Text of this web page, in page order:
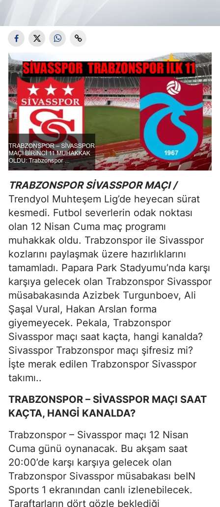
TRABZONSPOR SİVASSPOR MAÇI /
Trendyol Muhteşem Lig’de heyecan sürat
kesmedi. Futbol severlerin odak noktası
olan 12 Nisan Cuma maç programı
muhakkak oldu. Trabzonspor ile Sivasspor
kozlarını paylaşmak üzere hazırlıklarını
tamamladı. Papara Park Stadyumu’nda karşı
karşıya gelecek olan Trabzonspor Sivasspor
müsabakasında Azizbek Turgunboev, Ali
Şaşal Vural, Hakan Arslan forma
giyemeyecek. Pekala, Trabzonspor
Sivasspor maçı saat kaçta, hangi kanalda?
Sivasspor Trabzonspor maçı şifresiz mi?
İşte merak edilen Trabzonspor Sivasspor
takımı..
TRABZONSPOR – SİVASSPOR MAÇI SAAT
KAÇTA, HANGİ KANALDA?
Trabzonspor – Sivasspor maçı 12 Nisan
Cuma günü oynanacak. Bu akşam saat
20:00’de karşı karşıya gelecek olan
Trabzonspor Sivasspor müsabakası beIN
Sports 1 ekranından canlı izlenebilecek.
Taraftarların dört gözle beklediği